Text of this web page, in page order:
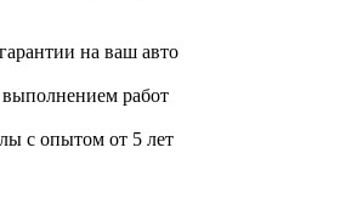
на ваш авто
работ
с опытом от 5 лет